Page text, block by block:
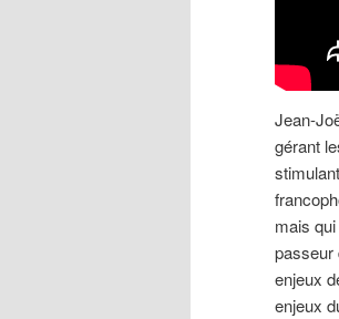
Jean-
gérant
mais
passeur
enjeux
enjeux